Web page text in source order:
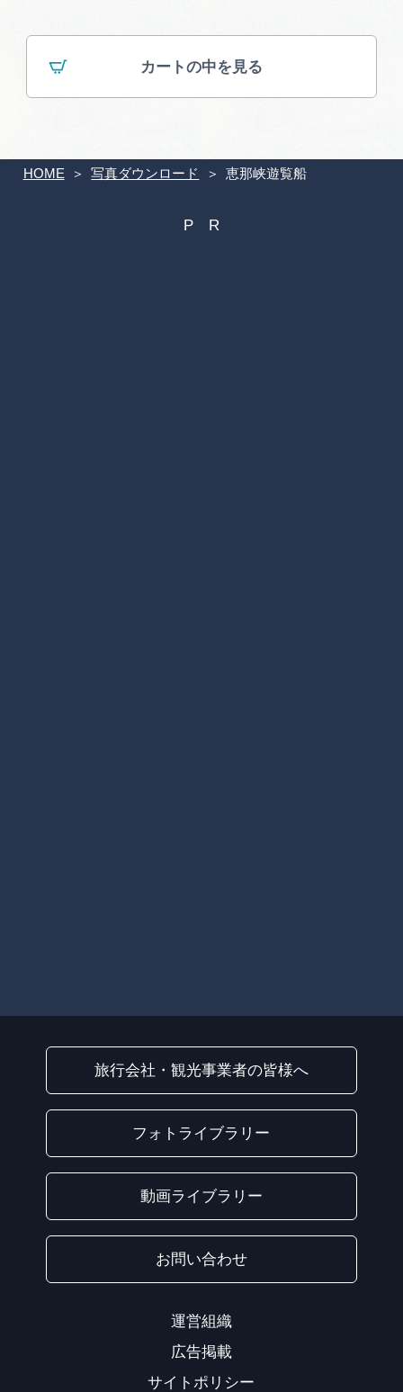
HOME 写真ダウンロード 恵那峡遊覧船
カートの中を見る
旅行会社・観光事業者の皆様へ
フォトライブラリー
動画ライブラリー
お問い合わせ
運営組織
広告掲載
サイトポリシー